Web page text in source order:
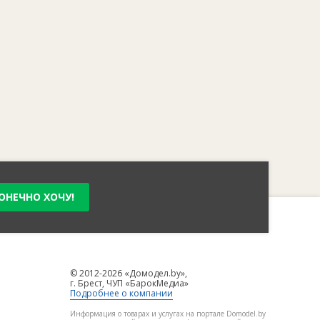
ХОЧУ!
© 2012-2026 «Домодел.by»,
г. Брест, ЧУП «БарокМедиа»
Подробнее о компании
Информация о товарах и услугах на портале Domodel.by